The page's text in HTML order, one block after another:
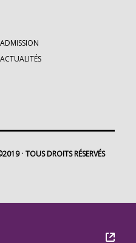
ADMISSION
ACTUALITÉS
TOUS DROITS RÉSERVÉS